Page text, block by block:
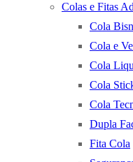
Colas e Fitas
Cola
Cola e
Cola
Cola
Cola
Dupla
Fita Cola